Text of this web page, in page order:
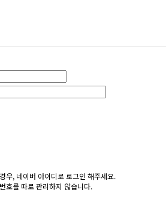
우, 네이버 아이디로 로그인 해주세요.
호를 따로 관리하지 않습니다.